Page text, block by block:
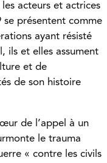
les acteurs et actrices
présentent comme
ayant résisté
ils et elles assument
et de
de son histoire
de l’appel à un
le trauma
« contre les civils